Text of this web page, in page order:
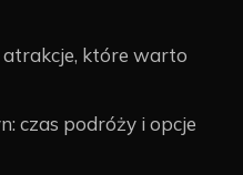
które warto
czas podróży i opcje